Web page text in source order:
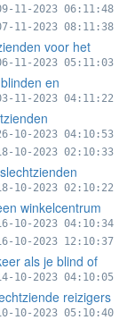
11-2023 06:11:48
11-2023 08:11:38
voor het
11-2023 05:11:03
en
11-2023 04:11:22
10-2023 04:10:53
10-2023 02:10:33
10-2023 02:10:22
winkelcentrum
10-2023 04:10:34
10-2023 12:10:37
als je blind of
10-2023 04:10:05
reizigers
10-2023 05:10:40